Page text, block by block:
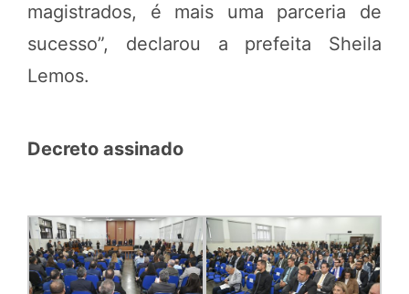
magistrados, é mais uma parceria de
sucesso”, declarou a prefeita Sheila
Lemos.
Decreto assinado